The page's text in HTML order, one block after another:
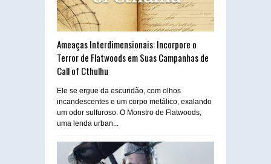
Ameaças Interdimensionais: Incorpore o
Terror de Flatwoods em Suas Campanhas de
Call of Cthulhu
Ele se ergue da escuridão, com olhos
incandescentes e um corpo metálico, exalando
um odor sulfuroso. O Monstro de Flatwoods,
uma lenda urban...